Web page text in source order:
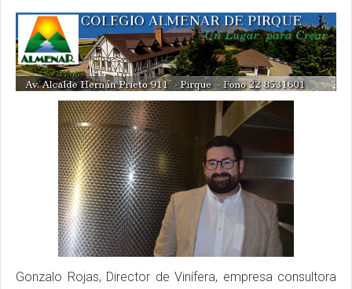
Gonzalo Rojas, Director de Vinífera, empresa consultora